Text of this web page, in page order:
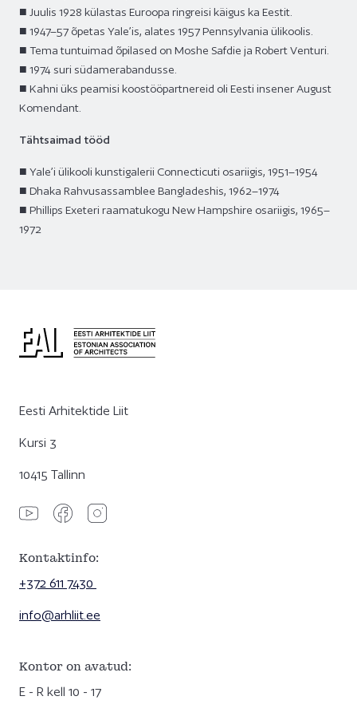
■ Juulis 1928 külastas Euroopa ringreisi käigus ka Eestit.
■ 1947–57 õpetas Yale’is, alates 1957 Pennsylvania ülikoolis.
■ Tema tuntuimad õpilased on Moshe Safdie ja Robert Venturi.
■ 1974 suri südamerabandusse.
■ Kahni üks peamisi koostööpartnereid oli Eesti insener August
Komendant.
Tähtsaimad tööd
■ Yale’i ülikooli kunstigalerii Connecticuti osariigis, 1951–1954
■ Dhaka Rahvusassamblee Bangladeshis, 1962–1974
■ Phillips Exeteri raamatukogu New Hampshire osariigis, 1965–
1972
Eesti Arhitektide Liit
Kursi 3
10415 Tallinn
Kontaktinfo:
+372 611 7430
info@arhliit.ee
Kontor on avatud:
E - R kell 10 - 17